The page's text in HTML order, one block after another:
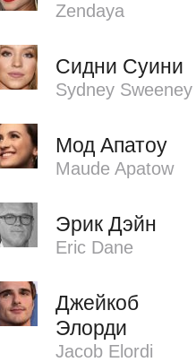
Zendaya
Сидни Суини
Sydney Sweeney
Мод Апатоу
Maude Apatow
Эрик Дэйн
Eric Dane
Джейкоб
Элорди
Jacob Elordi